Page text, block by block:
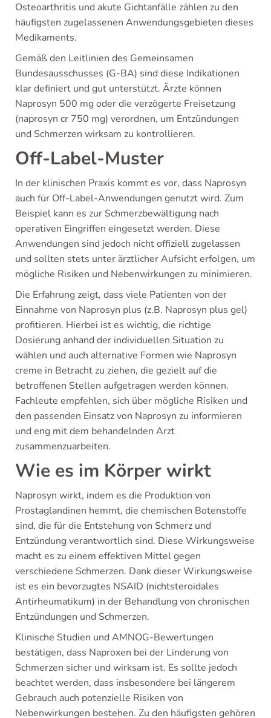
Osteoarthritis und akute Gichtanfälle zählen zu den
häufigsten zugelassenen Anwendungsgebieten dieses
Medikaments.
Gemäß den Leitlinien des Gemeinsamen
Bundesausschusses (G-BA) sind diese Indikationen
klar definiert und gut unterstützt. Ärzte können
Naprosyn 500 mg oder die verzögerte Freisetzung
(naprosyn cr 750 mg) verordnen, um Entzündungen
und Schmerzen wirksam zu kontrollieren.
Off-Label-Muster
In der klinischen Praxis kommt es vor, dass Naprosyn
auch für Off-Label-Anwendungen genutzt wird. Zum
Beispiel kann es zur Schmerzbewältigung nach
operativen Eingriffen eingesetzt werden. Diese
Anwendungen sind jedoch nicht offiziell zugelassen
und sollten stets unter ärztlicher Aufsicht erfolgen, um
mögliche Risiken und Nebenwirkungen zu minimieren.
Die Erfahrung zeigt, dass viele Patienten von der
Einnahme von Naprosyn plus (z.B. Naprosyn plus gel)
profitieren. Hierbei ist es wichtig, die richtige
Dosierung anhand der individuellen Situation zu
wählen und auch alternative Formen wie Naprosyn
creme in Betracht zu ziehen, die gezielt auf die
betroffenen Stellen aufgetragen werden können.
Fachleute empfehlen, sich über mögliche Risiken und
den passenden Einsatz von Naprosyn zu informieren
und eng mit dem behandelnden Arzt
zusammenzuarbeiten.
Wie es im Körper wirkt
Naprosyn wirkt, indem es die Produktion von
Prostaglandinen hemmt, die chemischen Botenstoffe
sind, die für die Entstehung von Schmerz und
Entzündung verantwortlich sind. Diese Wirkungsweise
macht es zu einem effektiven Mittel gegen
verschiedene Schmerzen. Dank dieser Wirkungsweise
ist es ein bevorzugtes NSAID (nichtsteroidales
Antirheumatikum) in der Behandlung von chronischen
Entzündungen und Schmerzen.
Klinische Studien und AMNOG-Bewertungen
bestätigen, dass Naproxen bei der Linderung von
Schmerzen sicher und wirksam ist. Es sollte jedoch
beachtet werden, dass insbesondere bei längerem
Gebrauch auch potenzielle Risiken von
Nebenwirkungen bestehen. Zu den häufigsten gehören